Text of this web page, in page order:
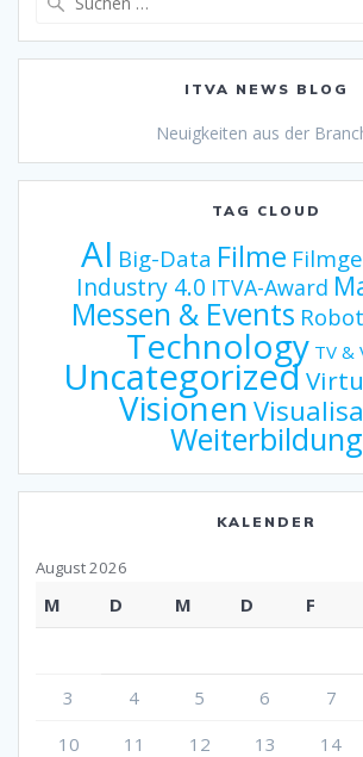
ITVA NEWS BLOG
Neuigkeiten aus der
TAG CLOUD
AI Big-Data Filme
Industry 4.0 ITVA-Award
Messen & Events
Technology TV &
Uncategorized
Visionen
Weiterbildung
KALENDER
August 2026
M D M D F
3
4 5 6 7
10
11 12 13 14